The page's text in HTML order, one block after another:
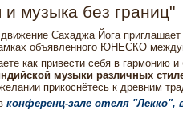
музыка без границ"
Сахаджа Йога
объявленного ЮНЕСКО
как привести себя в
музыки различных
прикоснётесь к древним
конференц-зале отеля "Лекко",